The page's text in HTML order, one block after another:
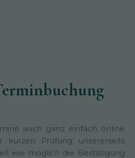
auch ganz einfach online
kurzen Prüfung unsererseits
wie möglich die Bestätigung